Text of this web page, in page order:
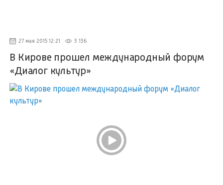
27 мая 2015 12:21 3 136
В Кирове прошел международный форум
«Диалог культур»